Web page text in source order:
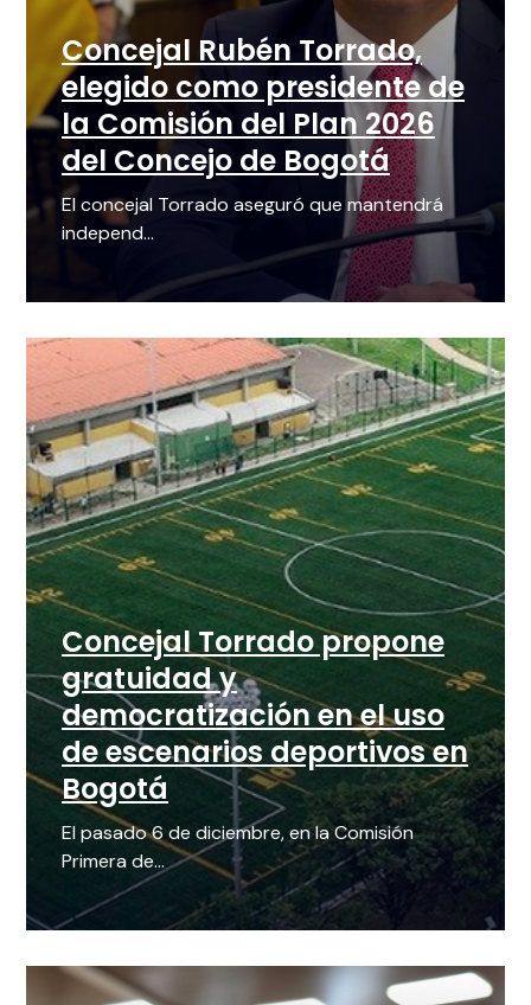
Concejal Rubén Torrado,
elegido como presidente de
la Comisión del Plan 2026
del Concejo de Bogotá
El concejal Torrado aseguró que mantendrá
independ...
Concejal Torrado propone
gratuidad y
democratización en el uso
de escenarios deportivos en
Bogotá
El pasado 6 de diciembre, en la Comisión
Primera de...